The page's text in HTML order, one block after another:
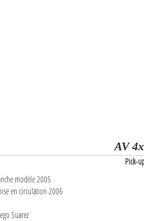
AV
Pick-
modèle 2005
en circulation 2006
Suarez